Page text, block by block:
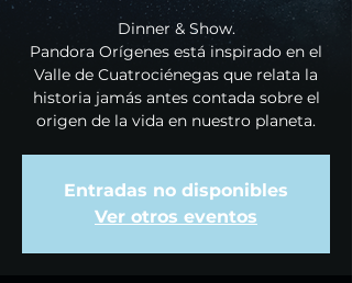
Dinner & Show.
Pandora Orígenes está inspirado en el
Valle de Cuatrociénegas que relata la
historia jamás antes contada sobre el
origen de la vida en nuestro planeta.
Entradas no disponibles
Ver otros eventos